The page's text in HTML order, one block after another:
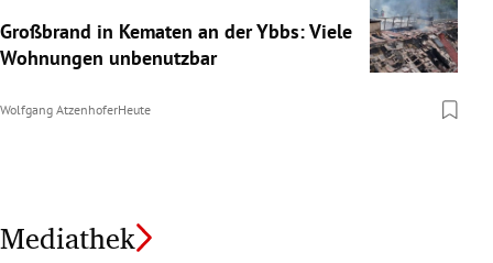
Großbrand in Kematen an der Ybbs: Viele
Wohnungen unbenutzbar
Wolfgang AtzenhoferHeute
Mediathek